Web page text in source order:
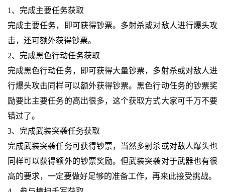
1、完成主要任务获取
完成主要任务，即可获得钞票。多射杀或对敌人进行爆头攻
击，还可额外获得钞票。
2、完成黑色行动任务获取
完成黑色行动任务，即可获得大量钞票，多射杀或对敌人进
行爆头攻击同样可以额外获得钞票。黑色行动任务的钞票奖
励要比主要任务的高出很多，这个获取方式大家可千万不要
错过了。
3、完成武装突袭任务获取
完成武装突袭任务可获得钞票，当然多射杀或对敌人爆头也
同样可以获得额外的钞票奖励。但武装突袭对于武器也有很
高的要求，一定要做好足够的准备工作，再来此接受挑战。